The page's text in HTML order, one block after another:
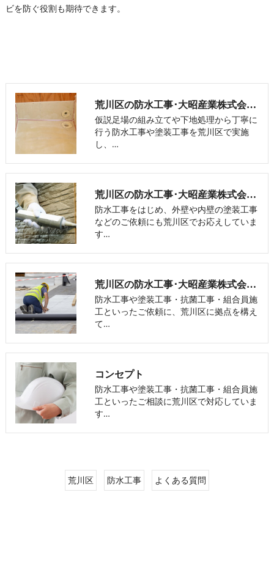
ビを防ぐ役割も期待できます。
荒川区の防水工事･大昭産業株式会社のお客様の声
仮説足場の組み立てや下地処理から丁寧に
行う防水工事や塗装工事を荒川区で実施
し、…
荒川区の防水工事･大昭産業株式会社の評判
防水工事をはじめ、外壁や内壁の塗装工事
などのご依頼にも荒川区でお応えしていま
す…
荒川区の防水工事･大昭産業株式会社の口コミ情報
防水工事や塗装工事・抗菌工事・組合員施
工といったご依頼に、荒川区に拠点を構え
て…
コンセプト
防水工事や塗装工事・抗菌工事・組合員施
工といったご相談に荒川区で対応していま
す…
荒川区 防水工事 よくある質問